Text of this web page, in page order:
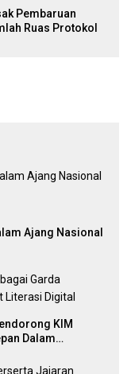
Pembaruan
Ruas Protokol
Ajang Nasional
KIM
Dalam